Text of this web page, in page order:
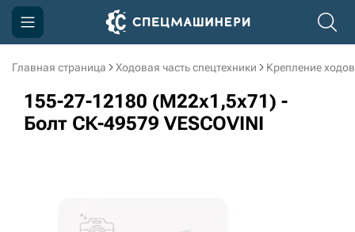
Главная страница Ходовая часть спецтехники Крепление
155-27-12180 (M22x1,5x71) -
Болт СК-49579 VESCOVINI
Компания
Акции